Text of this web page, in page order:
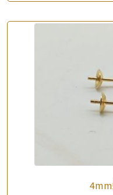
*e-mail
查詢以下產品